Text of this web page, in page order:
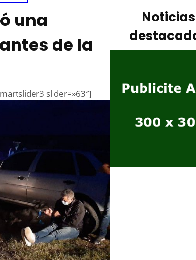
una
de la
slider=»63″]
Noticias